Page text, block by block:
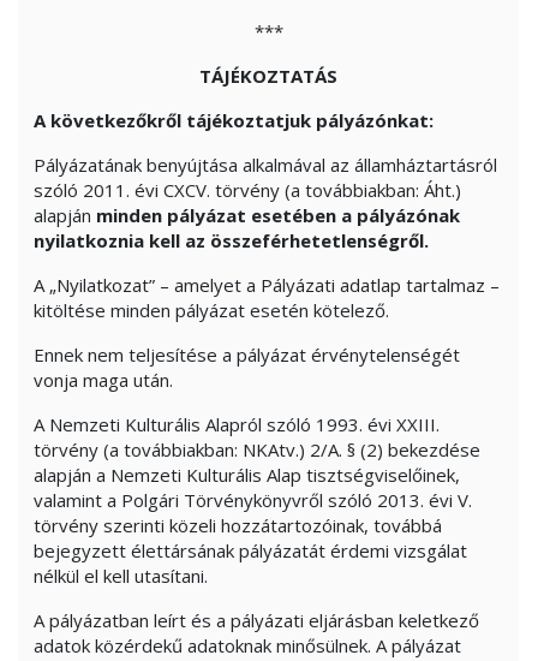
***
TÁJÉKOZTATÁS
A következőkről tájékoztatjuk pályázónkat:
Pályázatának benyújtása alkalmával az államháztartásról
szóló 2011. évi CXCV. törvény (a továbbiakban: Áht.)
alapján minden pályázat esetében a pályázónak
nyilatkoznia kell az összeférhetetlenségről.
A „Nyilatkozat” – amelyet a Pályázati adatlap tartalmaz –
kitöltése minden pályázat esetén kötelező.
Ennek nem teljesítése a pályázat érvénytelenségét
vonja maga után.
A Nemzeti Kulturális Alapról szóló 1993. évi XXIII.
törvény (a továbbiakban: NKAtv.) 2/A. § (2) bekezdése
alapján a Nemzeti Kulturális Alap tisztségviselőinek,
valamint a Polgári Törvénykönyvről szóló 2013. évi V.
törvény szerinti közeli hozzátartozóinak, továbbá
bejegyzett élettársának pályázatát érdemi vizsgálat
nélkül el kell utasítani.
A pályázatban leírt és a pályázati eljárásban keletkező
adatok közérdekű adatoknak minősülnek. A pályázat